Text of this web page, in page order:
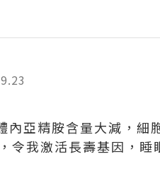
內亞精胺含量大減，
令我激活長壽基因，